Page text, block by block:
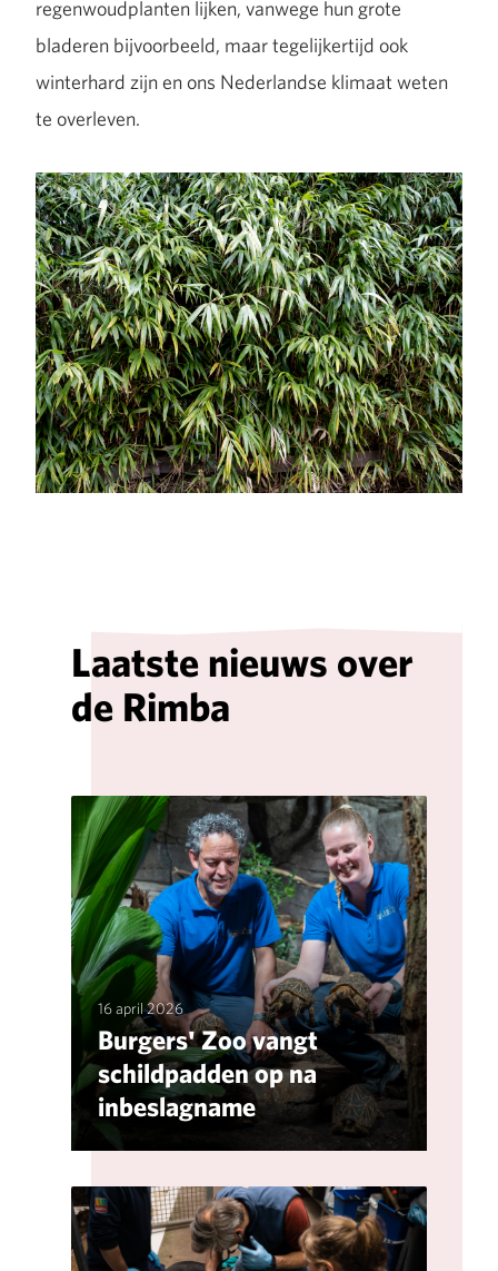
regenwoudplanten lijken, vanwege hun grote
bladeren bijvoorbeeld, maar tegelijkertijd ook
winterhard zijn en ons Nederlandse klimaat weten
te overleven.
Laatste nieuws over
de Rimba
16 april 2026
Burgers' Zoo vangt
schildpadden op na
inbeslagname